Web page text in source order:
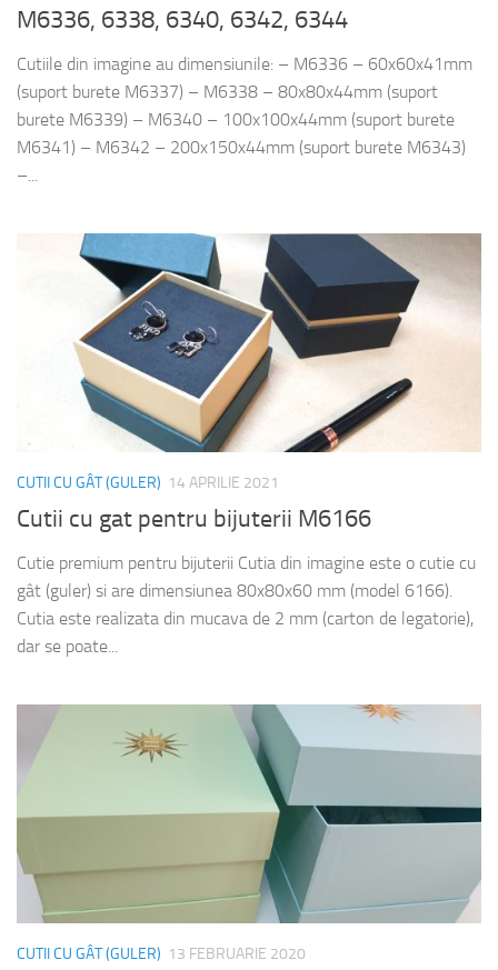
M6336, 6338, 6340, 6342, 6344
Cutiile din imagine au dimensiunile: – M6336 – 60x60x41mm
(suport burete M6337) – M6338 – 80x80x44mm (suport
burete M6339) – M6340 – 100x100x44mm (suport burete
M6341) – M6342 – 200x150x44mm (suport burete M6343)
–...
CUTII CU GÂT (GULER) 14 APRILIE 2021
Cutii cu gat pentru bijuterii M6166
Cutie premium pentru bijuterii Cutia din imagine este o cutie cu
gât (guler) si are dimensiunea 80x80x60 mm (model 6166).
Cutia este realizata din mucava de 2 mm (carton de legatorie),
dar se poate...
CUTII CU GÂT (GULER) 13 FEBRUARIE 2020